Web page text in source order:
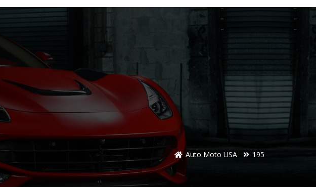
Auto Moto USA 195